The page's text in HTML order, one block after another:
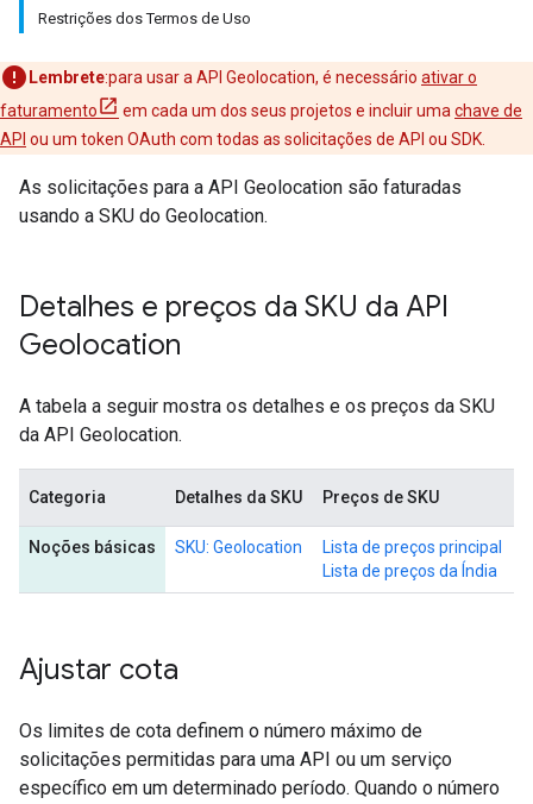
Restrições dos Termos de Uso
Lembrete:para usar a API Geolocation, é necessário ativar o
faturamento
em cada um dos seus projetos e incluir uma chave de
API ou um token OAuth com todas as solicitações de API ou SDK.
As solicitações para a API Geolocation são faturadas
usando a SKU do Geolocation.
Detalhes e preços da SKU da API
Geolocation
A tabela a seguir mostra os detalhes e os preços da SKU
da API Geolocation.
Categoria Detalhes da SKU Preços de SKU
Noções básicas SKU: Geolocation
Lista de preços principal
Lista de preços da Índia
Ajustar cota
Os limites de cota definem o número máximo de
solicitações permitidas para uma API ou um serviço
específico em um determinado período. Quando o número